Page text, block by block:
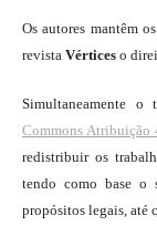
Os autores mantêm
revista Vértices o
Simultaneamente
Commons
redistribuir os
tendo como base o
propósitos legais, até